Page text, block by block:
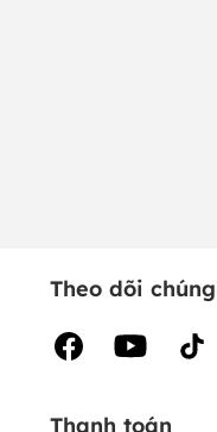
Theo dõi
Thanh toán